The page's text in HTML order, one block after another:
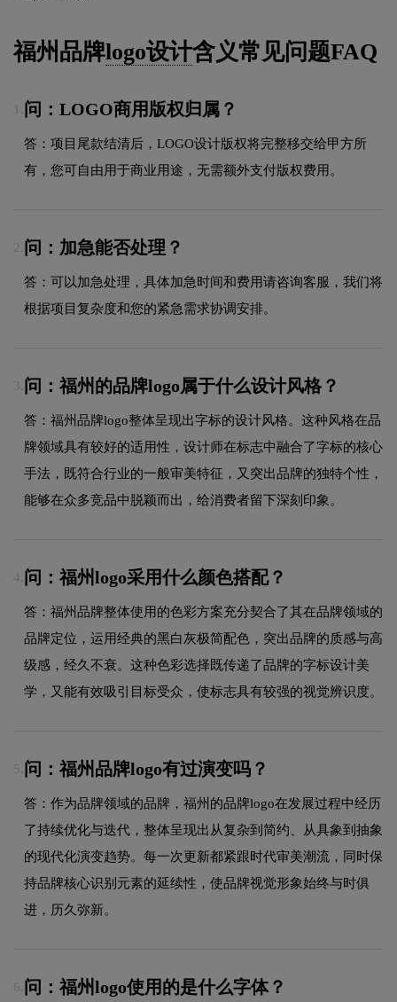
福州品牌logo设计含义常见问题FAQ
问：LOGO商用版权归属？
答：项目尾款结清后，LOGO设计版权将完整移交给甲方所
有，您可自由用于商业用途，无需额外支付版权费用。
2. 问：加急能否处理？
答：可以加急处理，具体加急时间和费用请咨询客服，我们将
根据项目复杂度和您的紧急需求协调安排。
3. 问：福州的品牌logo属于什么设计风格？
答：福州品牌logo整体呈现出字标的设计风格。这种风格在品
牌领域具有较好的适用性，设计师在标志中融合了字标的核心
手法，既符合行业的一般审美特征，又突出品牌的独特个性，
能够在众多竞品中脱颖而出，给消费者留下深刻印象。
4. 问：福州logo采用什么颜色搭配？
答：福州品牌整体使用的色彩方案充分契合了其在品牌领域的
品牌定位，运用经典的黑白灰极简配色，突出品牌的质感与高
级感，经久不衰。这种色彩选择既传递了品牌的字标设计美
学，又能有效吸引目标受众，使标志具有较强的视觉辨识度。
5. 问：福州品牌logo有过演变吗？
答：作为品牌领域的品牌，福州的品牌logo在发展过程中经历
了持续优化与迭代，整体呈现出从复杂到简约、从具象到抽象
的现代化演变趋势。每一次更新都紧跟时代审美潮流，同时保
持品牌核心识别元素的延续性，使品牌视觉形象始终与时俱
进，历久弥新。
6. 问：福州logo使用的是什么字体？